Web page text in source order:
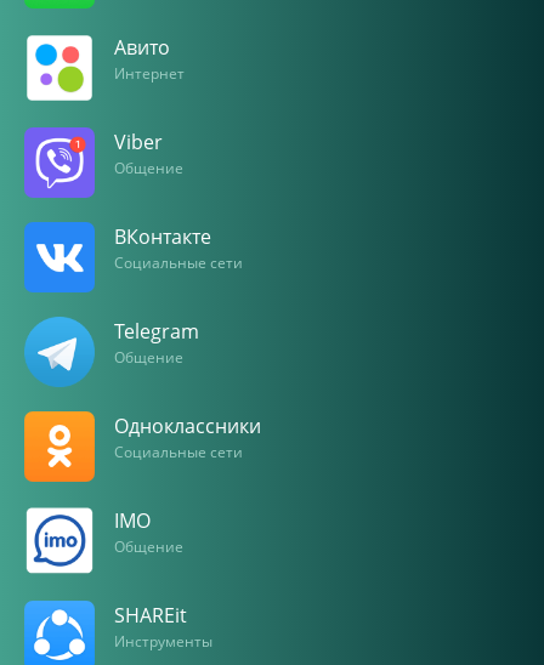
Авито
Интернет
Viber
Общение
ВКонтакте
Социальные сети
Telegram
Общение
Одноклассники
Социальные сети
IMO
Общение
SHAREit
Инструменты